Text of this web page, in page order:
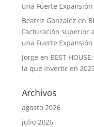
una Fuerte
Beatriz Gonzalez en
Facturación superior
una Fuerte
Jorge en BEST
la que invertir en
Archivos
agosto 2026
julio 2026